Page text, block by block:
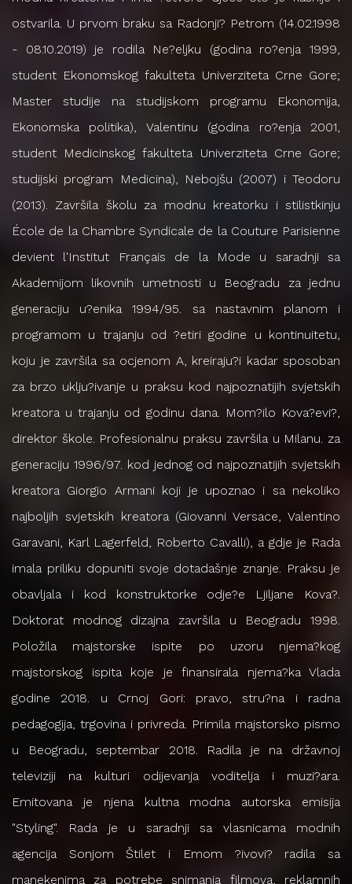
ostvarila. U prvom braku sa Radonji? Petrom (14.02.1998
- 08.10.2019) je rodila Ne?eljku (godina ro?enja 1999,
student Ekonomskog fakulteta Univerziteta Crne Gore;
Master studije na studijskom programu Ekonomija,
Ekonomska politika), Valentinu (godina ro?enja 2001,
student Medicinskog fakulteta Univerziteta Crne Gore;
studijski program Medicina), Nebojšu (2007) i Teodoru
(2013). Završila školu za modnu kreatorku i stilistkinju
École de la Chambre Syndicale de la Couture Parisienne
devient l'Institut Français de la Mode u saradnji sa
Akademijom likovnih umetnosti u Beogradu za jednu
generaciju u?enika 1994/95. sa nastavnim planom i
programom u trajanju od ?etiri godine u kontinuitetu,
koju je završila sa ocjenom A, kreiraju?i kadar sposoban
za brzo uklju?ivanje u praksu kod najpoznatijih svjetskih
kreatora u trajanju od godinu dana. Mom?ilo Kova?evi?,
direktor škole. Profesionalnu praksu završila u Milanu. za
generaciju 1996/97. kod jednog od najpoznatijih svjetskih
kreatora Giorgio Armani koji je upoznao i sa nekoliko
najboljih svjetskih kreatora (Giovanni Versace, Valentino
Garavani, Karl Lagerfeld, Roberto Cavalli), a gdje je Rada
imala priliku dopuniti svoje dotadašnje znanje. Praksu je
obavljala i kod konstruktorke odje?e Ljiljane Kova?.
Doktorat modnog dizajna završila u Beogradu 1998.
Položila majstorske ispite po uzoru njema?kog
majstorskog ispita koje je finansirala njema?ka Vlada
godine 2018. u Crnoj Gori: pravo, stru?na i radna
pedagogija, trgovina i privreda. Primila majstorsko pismo
u Beogradu, septembar 2018. Radila je na državnoj
televiziji na kulturi odijevanja voditelja i muzi?ara.
Emitovana je njena kultna modna autorska emisija
"Styling". Rada je u saradnji sa vlasnicama modnih
agencija Sonjom Štilet i Emom ?ivovi? radila sa
manekenima za potrebe snimanja filmova, reklamnih